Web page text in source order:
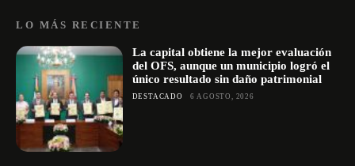
LO MÁS RECIENTE
La capital obtiene la mejor evaluación
del OFS, aunque un municipio logró el
único resultado sin daño patrimonial
DESTACADO 6 AGOSTO, 2026